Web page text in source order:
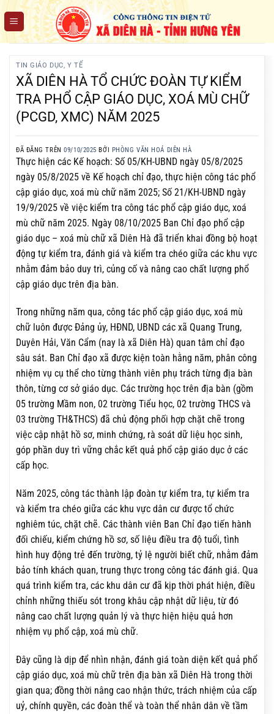
Chuyển
đến
nội
TIN GIÁO DỤC, Y TẾ
XÃ DIÊN HÀ TỔ CHỨC ĐOÀN TỰ KIỂM
TRA PHỔ CẬP GIÁO DỤC, XOÁ MÙ CHỮ
(PCGD, XMC) NĂM 2025
ĐÃ ĐĂNG TRÊN09/10/2025 BỞI PHÒNG VĂN HOÁ DIÊN HÀ
Thực hiện các Kế hoạch: Số 05/KH-UBND ngày 05/8/2025
ngày 05/8/2025 về Kế hoạch chỉ đạo, thực hiện công tác phổ
cập giáo dục, xoá mù chữ năm 2025; Số 21/KH-UBND ngày
19/9/2025 về việc kiểm tra công tác phổ cập giáo dục, xoá
mù chữ năm 2025. Ngày 08/10/2025 Ban Chỉ đạo phổ cập
giáo dục – xoá mù chữ xã Diên Hà đã triển khai đồng bộ hoạt
động tự kiểm tra, đánh giá và kiểm tra chéo giữa các khu vực
nhằm đảm bảo duy trì, củng cố và nâng cao chất lượng phổ
cập giáo dục trên địa bàn.
Trong những năm qua, công tác phổ cập giáo dục, xoá mù
chữ luôn được Đảng ủy, HĐND, UBND các xã Quang Trung,
Duyên Hải, Văn Cẩm (nay là xã Diên Hà) quan tâm chỉ đạo
sâu sát. Ban Chỉ đạo xã được kiện toàn hằng năm, phân công
nhiệm vụ cụ thể cho từng thành viên phụ trách từng địa bàn
thôn, từng cơ sở giáo dục. Các trường học trên địa bàn (gồm
05 trường Mầm non, 02 trường Tiểu học, 02 trường THCS và
03 trường TH&THCS) đã chủ động phối hợp chặt chẽ trong
việc cập nhật hồ sơ, minh chứng, rà soát dữ liệu học sinh,
góp phần duy trì vững chắc kết quả phổ cập giáo dục ở các
cấp học.
Năm 2025, công tác thành lập đoàn tự kiểm tra, tự kiểm tra
và kiểm tra chéo giữa các khu vực dân cư được tổ chức
nghiêm túc, chặt chẽ. Các thành viên Ban Chỉ đạo tiến hành
đối chiếu, kiểm chứng hồ sơ, số liệu điều tra độ tuổi, tình
hình huy động trẻ đến trường, tỷ lệ người biết chữ, nhằm đảm
bảo tính khách quan, trung thực trong công tác đánh giá. Qua
quá trình kiểm tra, các khu dân cư đã kịp thời phát hiện, điều
chỉnh những thiếu sót trong khâu cập nhật dữ liệu, từ đó
nâng cao chất lượng quản lý và thực hiện hiệu quả hơn
nhiệm vụ phổ cập, xoá mù chữ.
Đây cũng là dịp để nhìn nhận, đánh giá toàn diện kết quả phổ
cập giáo dục, xoá mù chữ trên địa bàn xã Diên Hà trong thời
gian qua; đồng thời nâng cao nhận thức, trách nhiệm của cấp
uỷ, chính quyền, các đoàn thể và toàn thể nhân dân về tầm